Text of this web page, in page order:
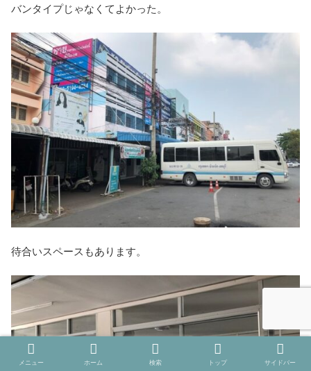
バンタイプじゃなくてよかった。
待合いスペースもあります。
メニュー ホーム 検索 トップ サイドバー